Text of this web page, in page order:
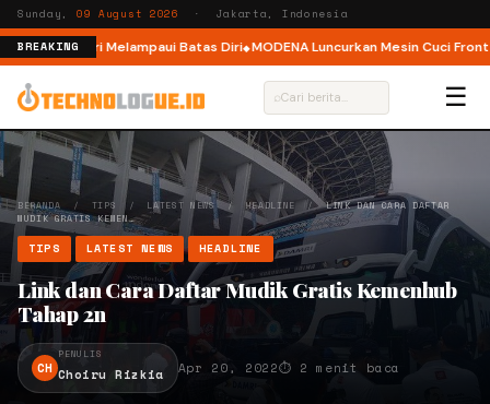
Sunday, 09 August 2026 · Jakarta, Indonesia
BREAKING
Ajak Pelari Melampaui Batas Diri MODENA Luncurkan Mesin Cuci Front
⌕ ☰
BERANDA / TIPS / LATEST NEWS/HEADLINE /LINK DAN CARA DAFTAR
MUDIK GRATIS KEMEN…
TIPS LATEST NEWS HEADLINE
Link dan Cara Daftar Mudik Gratis Kemenhub
Tahap 2n
CH
PENULIS
Choiru Rizkia Apr 20, 2022⏱ 2 menit baca